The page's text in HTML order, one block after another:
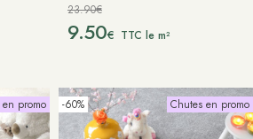
23.90€
9.50€ TTC le m²
promo -60% Chutes en promo